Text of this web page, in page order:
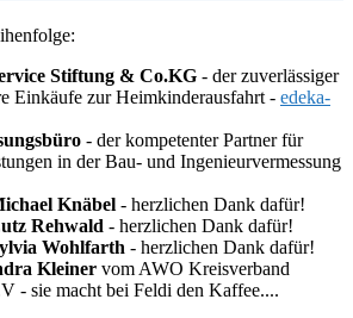
Stiftung & Co.KG - der zuverlässiger
Einkäufe zur Heimkinderausfahrt - edeka-
- der kompetenter Partner für
in der Bau- und Ingenieurvermessung
Knäbel - herzlichen Dank dafür!
Rehwald - herzlichen Dank dafür!
Wohlfarth - herzlichen Dank dafür!
Kleiner vom AWO Kreisverband
- sie macht bei Feldi den Kaffee....